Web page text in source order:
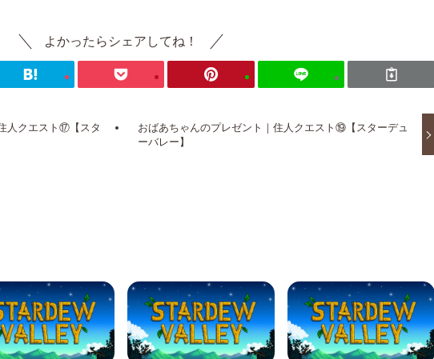
よかったらシェアしてね！
人クエスト⑰【スタ
おばあちゃんのプレゼント｜住人クエスト⑲【スターデュ
ーバレー】